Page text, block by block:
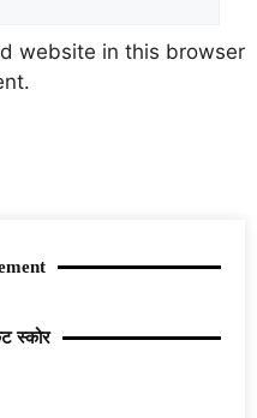
website in this browser
स्कोर